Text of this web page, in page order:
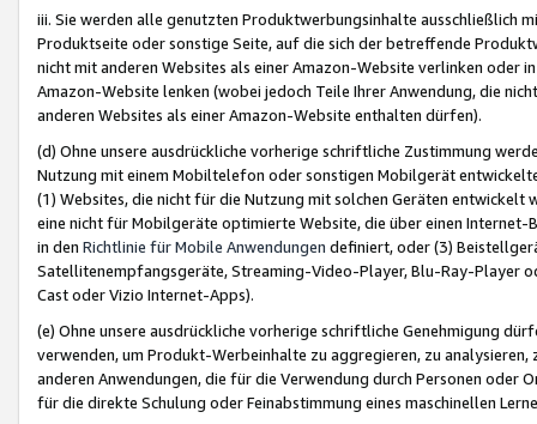
iii. Sie werden alle genutzten Produktwerbungsinhalte ausschließlich
Produktseite oder sonstige Seite, auf die sich der betreffende
nicht mit anderen Websites als einer Amazon-Website verlinken oder
Amazon-Website lenken (wobei jedoch Teile Ihrer Anwendung, die
anderen Websites als einer Amazon-Website enthalten dürfen).
(d) Ohne unsere ausdrückliche vorherige schriftliche Zustimmung
Nutzung mit einem Mobiltelefon oder sonstigen Mobilgerät
(1) Websites, die nicht für die Nutzung mit solchen Geräten
eine nicht für Mobilgeräte optimierte Website, die über einen
in den Richtlinie für Mobile Anwendungen definiert, oder (3)
Satellitenempfangsgeräte, Streaming-Video-Player, Blu-Ray-Player
Cast oder Vizio Internet-Apps).
(e) Ohne unsere ausdrückliche vorherige schriftliche Genehmigung
verwenden, um Produkt-Werbeinhalte zu aggregieren, zu
anderen Anwendungen, die für die Verwendung durch Personen
für die direkte Schulung oder Feinabstimmung eines maschinellen